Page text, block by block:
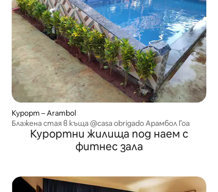
Курорт – Arambol
Блажена стая в къща @casa obrigado Арамбол Гоа
Курортни жилища под наем с
фитнес зала